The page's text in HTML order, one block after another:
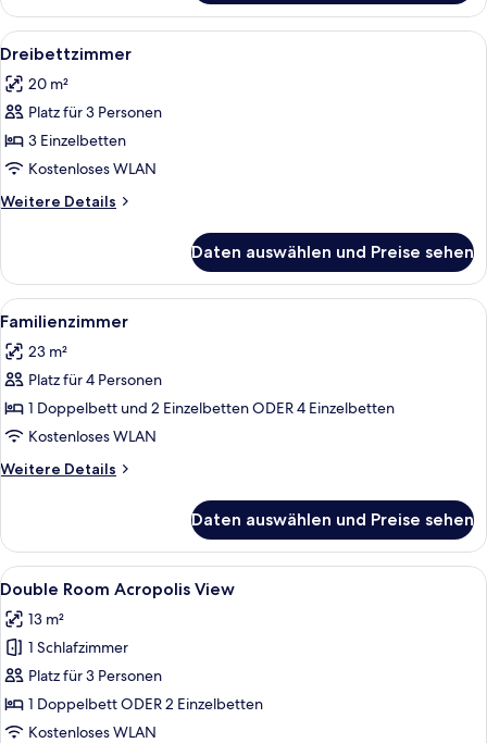
oder
Zweibettzimmer
Alle
Fotos
für
Dreibettzimmer
anzeigen
Ein Hotelzimmer mit zwei
5
Dreibettzimmer
20 m²
Platz für 3 Personen
3 Einzelbetten
Kostenloses WLAN
Weitere Details
Weitere
Daten auswählen und Preise sehen
Alle
Fotos
für
Familienzimmer
anzeigen
Ein ordentlich bezogenes Bett mit
5
Familienzimmer
23 m²
Platz für 4 Personen
1 Doppelbett und 2 Einzelbetten ODER 4 Einzelbetten
Kostenloses WLAN
Weitere Details
Weitere
Daten auswählen und Preise sehen
Alle
Fotos
für
Double
Room
Acropolis
View
Eine Dachterrasse mit einem
1
Double Room Acropolis View
13 m²
1 Schlafzimmer
Platz für 3 Personen
1 Doppelbett ODER 2 Einzelbetten
Kostenloses WLAN